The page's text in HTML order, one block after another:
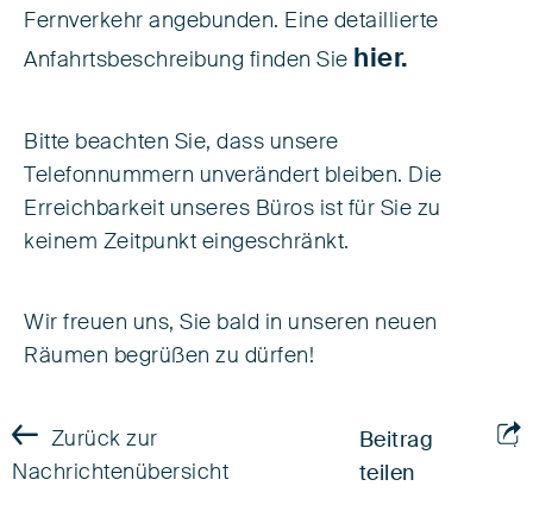
Fernverkehr angebunden. Eine detaillierte
Anfahrtsbeschreibung finden Sie hier.
Bitte beachten Sie, dass unsere
Telefonnummern unverändert bleiben. Die
Erreichbarkeit unseres Büros ist für Sie zu
keinem Zeitpunkt eingeschränkt.
Wir freuen uns, Sie bald in unseren neuen
Räumen begrüßen zu dürfen!
Zurück zur
Nachrichtenübersicht
Beitrag
teilen